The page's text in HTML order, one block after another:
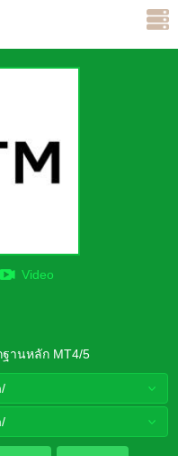
Video
านหลัก MT4/5